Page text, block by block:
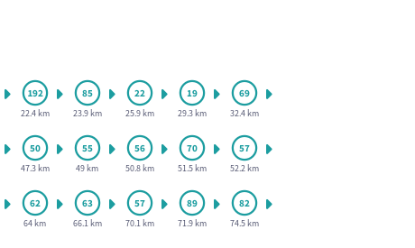
22.4 km 23.9 km 25.9 km 29.3 km 32.4 km
47.3 km 49 km 50.8 km 51.5 km 52.2 km
64 km 66.1 km 70.1 km 71.9 km 74.5 km